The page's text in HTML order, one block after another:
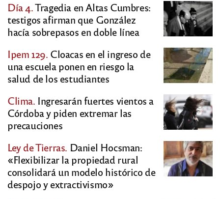
Día 4.Tragedia en Altas Cumbres:
testigos afirman que González
hacía sobrepasos en doble línea
Ipem 129. Cloacas en el ingreso de
una escuela ponen en riesgo la
salud de los estudiantes
Clima. Ingresarán fuertes vientos a
Córdoba y piden extremar las
precauciones
Ley de Tierras. Daniel Hocsman:
«Flexibilizar la propiedad rural
consolidará un modelo histórico de
despojo y extractivismo»